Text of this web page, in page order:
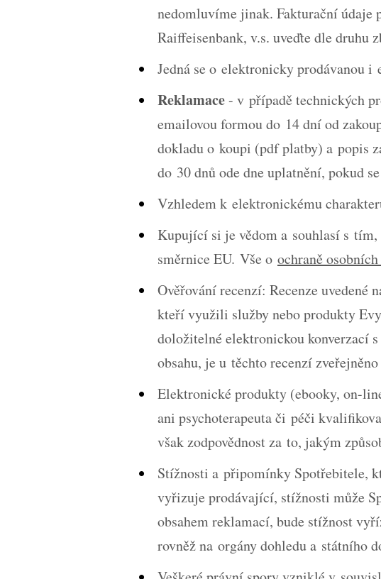
nedomluvíme jinak. Fakturační údaje
Raiffeisenbank, v.s. uveďte dle druhu
Jedná se o elektronicky prodávanou
Reklamace- v případě technických
emailovou formou do 14 dní od
dokladu o koupi (pdf platby) a popis
do 30 dnů ode dne uplatnění, pokud
Vzhledem k elektronickému
Kupující si je vědom a souhlasí s tím,
směrnice EU. Vše o ochraně
Ověřování recenzí: Recenze uvedené
kteří využili služby nebo produkty
doložitelné elektronickou konverzací
obsahu, je u těchto recenzí
Elektronické produkty (ebooky, on-
ani psychoterapeuta či péči
však zodpovědnost za to, jakým
Stížnosti a připomínky Spotřebitele,
vyřizuje prodávající, stížnosti může
obsahem reklamací, bude stížnost
rovněž na orgány dohledu a státního